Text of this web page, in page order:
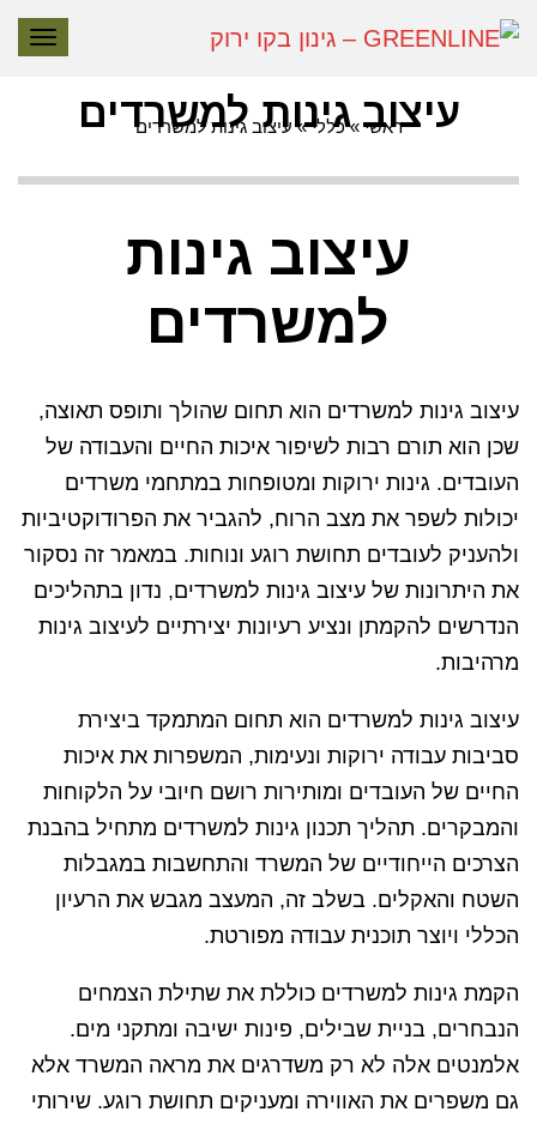
עיצוב גינות למשרדים
ראשי » כללי » עיצוב גינות למשרדים
עיצוב גינות
למשרדים
עיצוב גינות למשרדים הוא תחום שהולך ותופס תאוצה,
שכן הוא תורם רבות לשיפור איכות החיים והעבודה של
העובדים. גינות ירוקות ומטופחות במתחמי משרדים
יכולות לשפר את מצב הרוח, להגביר את הפרודוקטיביות
ולהעניק לעובדים תחושת רוגע ונוחות. במאמר זה נסקור
את היתרונות של עיצוב גינות למשרדים, נדון בתהליכים
הנדרשים להקמתן ונציע רעיונות יצירתיים לעיצוב גינות
מרהיבות.
עיצוב גינות למשרדים הוא תחום המתמקד ביצירת
סביבות עבודה ירוקות ונעימות, המשפרות את איכות
החיים של העובדים ומותירות רושם חיובי על הלקוחות
והמבקרים. תהליך תכנון גינות למשרדים מתחיל בהבנת
הצרכים הייחודיים של המשרד והתחשבות במגבלות
השטח והאקלים. בשלב זה, המעצב מגבש את הרעיון
הכללי ויוצר תוכנית עבודה מפורטת.
הקמת גינות למשרדים כוללת את שתילת הצמחים
הנבחרים, בניית שבילים, פינות ישיבה ומתקני מים.
אלמנטים אלה לא רק משדרגים את מראה המשרד אלא
גם משפרים את האווירה ומעניקים תחושת רוגע. שירותי